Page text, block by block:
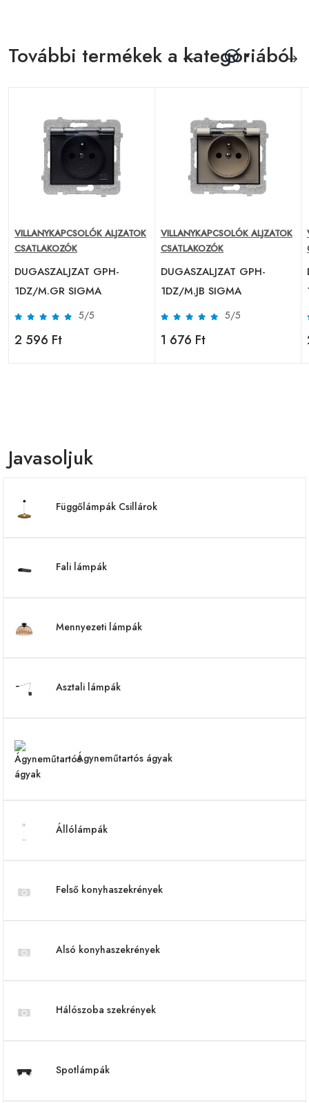
További termékek a kategóriából
VILLANYKAPCSOLÓK ALJZATOK
CSATLAKOZÓK
DUGASZALJZAT GPH-
1DZ/M.GR SIGMA
5/5
2 596 Ft
VILLANYKAPCSOLÓK ALJZATOK
CSATLAKOZÓK
DUGASZALJZAT GPH-
1DZ/M.JB SIGMA
5/5
1 676 Ft
Javasoljuk
Függőlámpák Csillárok
Fali lámpák
Mennyezeti lámpák
Asztali lámpák
Ágyneműtartós ágyak
Állólámpák
Felső konyhaszekrények
Alsó konyhaszekrények
Hálószoba szekrények
Spotlámpák